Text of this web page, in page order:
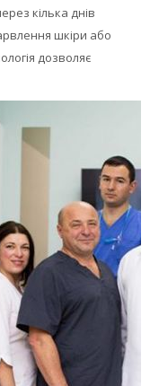
кілька днів
шкіри або
дозволяє